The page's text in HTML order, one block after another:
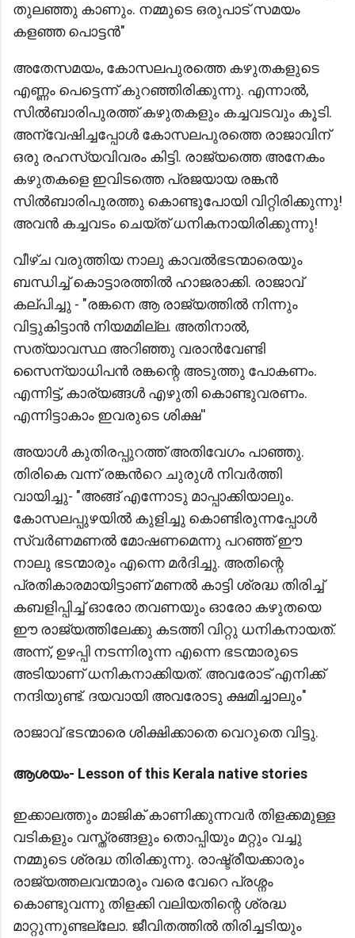
തുലഞ്ഞു കാണും. നമ്മുടെ ഒരുപാട് സമയം
കളഞ്ഞ പൊട്ടൻ"
അതേസമയം, കോസലപുരത്തെ കഴുതകളുടെ
എണ്ണം പെട്ടെന്ന് കുറഞ്ഞിരിക്കുന്നു. എന്നാല്‍,
സില്‍ബാരിപുരത്ത് കഴുതകളും കച്ചവടവും കൂടി.
അന്വേഷിച്ചപ്പോള്‍ കോസലപുരത്തെ രാജാവിന്
ഒരു രഹസ്യവിവരം കിട്ടി. രാജ്യത്തെ അനേകം
കഴുതകളെ ഇവിടത്തെ പ്രജയായ രങ്കൻ
സിൽബാരിപുരത്തു കൊണ്ടുപോയി വിറ്റിരിക്കുന്നു!
അവൻ കച്ചവടം ചെയ്ത് ധനികനായിരിക്കുന്നു!
വീഴ്ച വരുത്തിയ നാലു കാവൽഭടന്മാരെയും
ബന്ധിച്ച് കൊട്ടാരത്തിൽ ഹാജരാക്കി. രാജാവ്
കല്പിച്ചു - "രങ്കനെ ആ രാജ്യത്തില്‍ നിന്നും
വിട്ടുകിട്ടാന്‍ നിയമമില്ല. അതിനാല്‍,
സത്യാവസ്ഥ അറിഞ്ഞു വരാൻവേണ്ടി
സൈന്യാധിപൻ രങ്കന്റെ അടുത്തു പോകണം.
എന്നിട്ട്, കാര്യങ്ങൾ എഴുതി കൊണ്ടുവരണം.
എന്നിട്ടാകാം ഇവരുടെ ശിക്ഷ''
അയാൾ കുതിരപ്പുറത്ത് അതിവേഗം പാഞ്ഞു.
തിരികെ വന്ന് രങ്കന്‍റെ ചുരുൾ നിവർത്തി
വായിച്ചു- "അങ്ങ് എന്നോടു മാപ്പാക്കിയാലും.
കോസലപ്പുഴയിൽ കുളിച്ചു കൊണ്ടിരുന്നപ്പോൾ
സ്വർണമണൽ മോഷണമെന്നു പറഞ്ഞ് ഈ
നാലു ഭടന്മാരും എന്നെ മർദിച്ചു. അതിന്റെ
പ്രതികാരമായിട്ടാണ് മണൽ കാട്ടി ശ്രദ്ധ തിരിച്ച്
കബളിപ്പിച്ച് ഓരോ തവണയും ഓരോ കഴുതയെ
ഈ രാജ്യത്തിലേക്കു കടത്തി വിറ്റു ധനികനായത്.
അന്ന്, ഉഴപ്പി നടന്നിരുന്ന എന്നെ ഭടന്മാരുടെ
അടിയാണ് ധനികനാക്കിയത്. അവരോട് എനിക്ക്
നന്ദിയുണ്ട്. ദയവായി അവരോടു ക്ഷമിച്ചാലും"
രാജാവ് ഭടന്മാരെ ശിക്ഷിക്കാതെ വെറുതെ വിട്ടു.
ആശയം- Lesson of this Kerala native stories
ഇക്കാലത്തും മാജിക് കാണിക്കുന്നവര്‍ തിളക്കമുള്ള
വടികളും വസ്ത്രങ്ങളും തൊപ്പിയും മറ്റും വച്ചു
നമ്മുടെ ശ്രദ്ധ തിരിക്കുന്നു. രാഷ്ട്രീയക്കാരും
രാജ്യത്തലവന്മാരും വരെ വേറെ പ്രശ്നം
കൊണ്ടുവന്നു തിളക്കി വലിയതിന്റെ ശ്രദ്ധ
മാറ്റുന്നുണ്ടല്ലോ. ജീവിതത്തിൽ തിരിച്ചടിയും